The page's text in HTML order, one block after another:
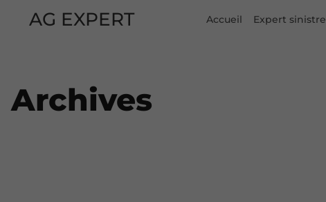
AG EXPERT Accueil Expert sinistre
Archives